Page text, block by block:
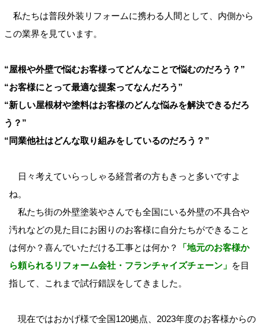
私たちは普段外装リフォームに携わる人間として、内側から
この業界を見ています。
“屋根や外壁で悩むお客様ってどんなことで悩むのだろう？”
“お客様にとって最適な提案ってなんだろう”
“新しい屋根材や塗料はお客様のどんな悩みを解決できるだろ
う？”
“同業他社はどんな取り組みをしているのだろう？”
日々考えていらっしゃる経営者の方もきっと多いですよ
ね。
私たち街の外壁塗装やさんでも全国にいる外壁の不具合や
汚れなどの見た目にお困りのお客様に自分たちができること
は何か？喜んでいただける工事とは何か？
「地元のお客様か
ら頼られるリフォーム会社・フランチャイズチェーン」 を目
指して、これまで試行錯誤をしてきました。
現在ではおかげ様で全国120拠点、2023年度のお客様からの